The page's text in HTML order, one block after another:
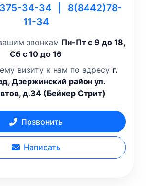
34-34
8(8442)78-
11-34
звонкам Пн-Пт с 9 до 18,
Сб с 10 до 16
визиту к нам по адресу г.
Дзержинский район ул.
д.34 (Бейкер Стрит)
Позвонить
Написать